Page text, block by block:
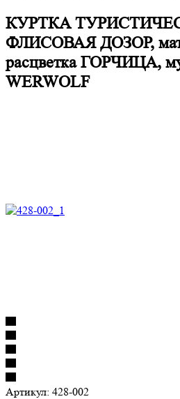
КУРТКА
ФЛИСОВАЯ ДОЗОР,
расцветка ГОРЧИЦА,
WERWOLF
Артикул: 428-002